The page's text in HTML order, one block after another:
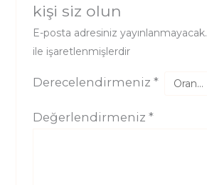
kişi siz olun
E-posta adresiniz yayınlanmayacak.
ile işaretlenmişlerdir
Derecelendirmeniz *
Değerlendirmeniz *